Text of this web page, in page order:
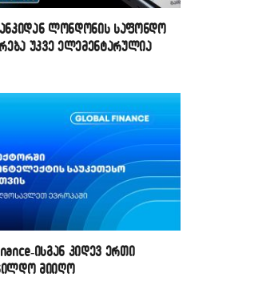
ლონდონის საფონდო
უკვე ელემენტარულია
ისგან კიდევ ერთი
მიიღო